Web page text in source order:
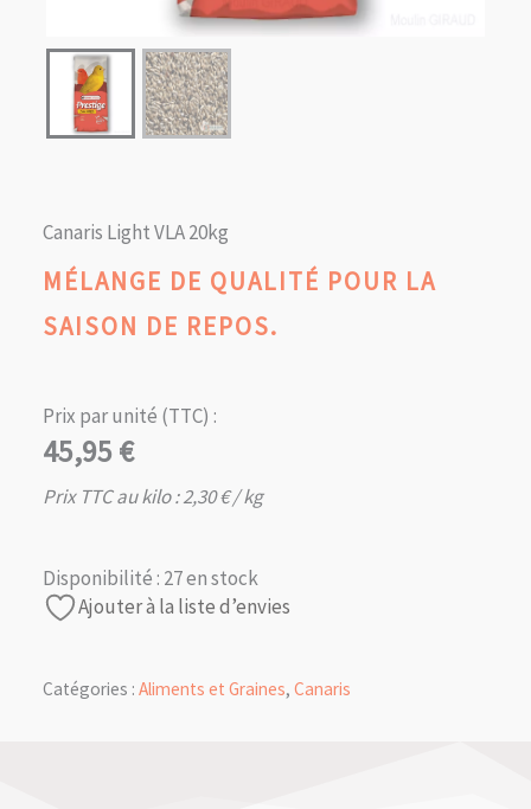
Canaris Light VLA 20kg
MÉLANGE DE QUALITÉ POUR LA
SAISON DE REPOS.
Prix par unité (TTC) :
45,95€
Prix TTC au kilo :2,30€/ kg
Disponibilité : 27 en stock
Ajouter à la liste d’envies
Catégories : Aliments et Graines, Canaris